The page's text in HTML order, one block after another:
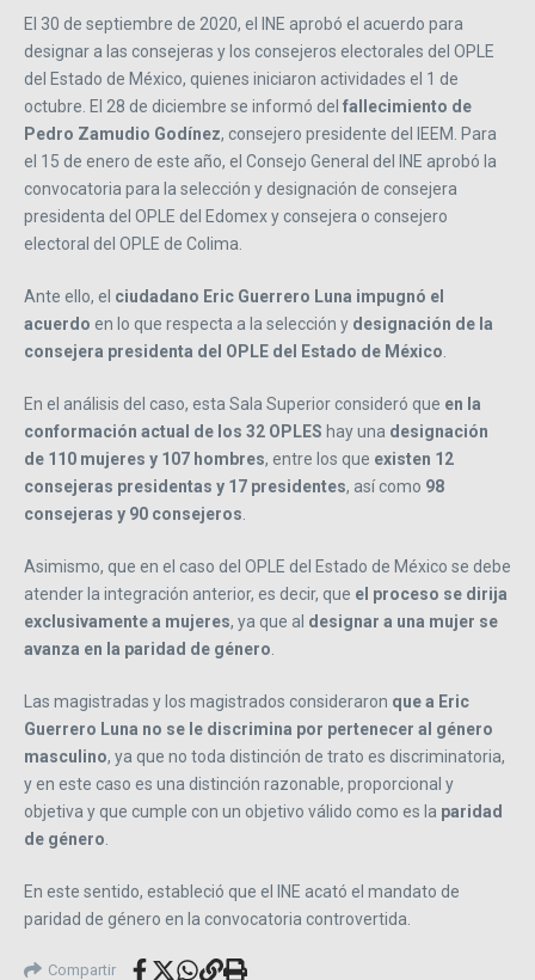
El 30 de septiembre de 2020, el INE aprobó el acuerdo para
designar a las consejeras y los consejeros electorales del OPLE
del Estado de México, quienes iniciaron actividades el 1 de
octubre. El 28 de diciembre se informó del fallecimiento de
Pedro Zamudio Godínez, consejero presidente del IEEM. Para
el 15 de enero de este año, el Consejo General del INE aprobó la
convocatoria para la selección y designación de consejera
presidenta del OPLE del Edomex y consejera o consejero
electoral del OPLE de Colima.
Ante ello, el ciudadano Eric Guerrero Luna impugnó el
acuerdo en lo que respecta a la selección y designación de la
consejera presidenta del OPLE del Estado de México
En el análisis del caso, esta Sala Superior consideró que en la
conformación actual de los 32 OPLES hay una designación
de 110 mujeres y 107 hombres, entre los que existen 12
consejeras presidentas y 17 presidentes, así como 98
consejeras y 90 consejeros
Asimismo, que en el caso del OPLE del Estado de México se debe
atender la integración anterior, es decir, que el proceso se dirija
exclusivamente a mujeres, ya que al designar a una mujer se
avanza en la paridad de género
Las magistradas y los magistrados consideraron que a Eric
Guerrero Luna no se le discrimina por pertenecer al género
masculino, ya que no toda distinción de trato es discriminatoria,
y en este caso es una distinción razonable, proporcional y
objetiva y que cumple con un objetivo válido como es la paridad
de género
En este sentido, estableció que el INE acató el mandato de
paridad de género en la convocatoria controvertida.
Compartir